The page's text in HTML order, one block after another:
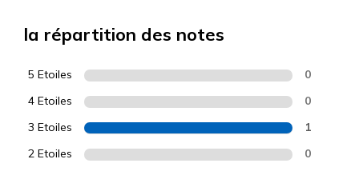
la répartition des notes
5 Etoiles 0
4 Etoiles 0
3 Etoiles 1
2 Etoiles 0